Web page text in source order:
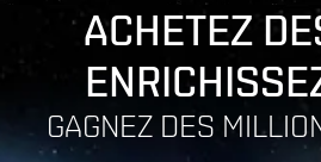
ACHETEZ
GAGNEZ DES